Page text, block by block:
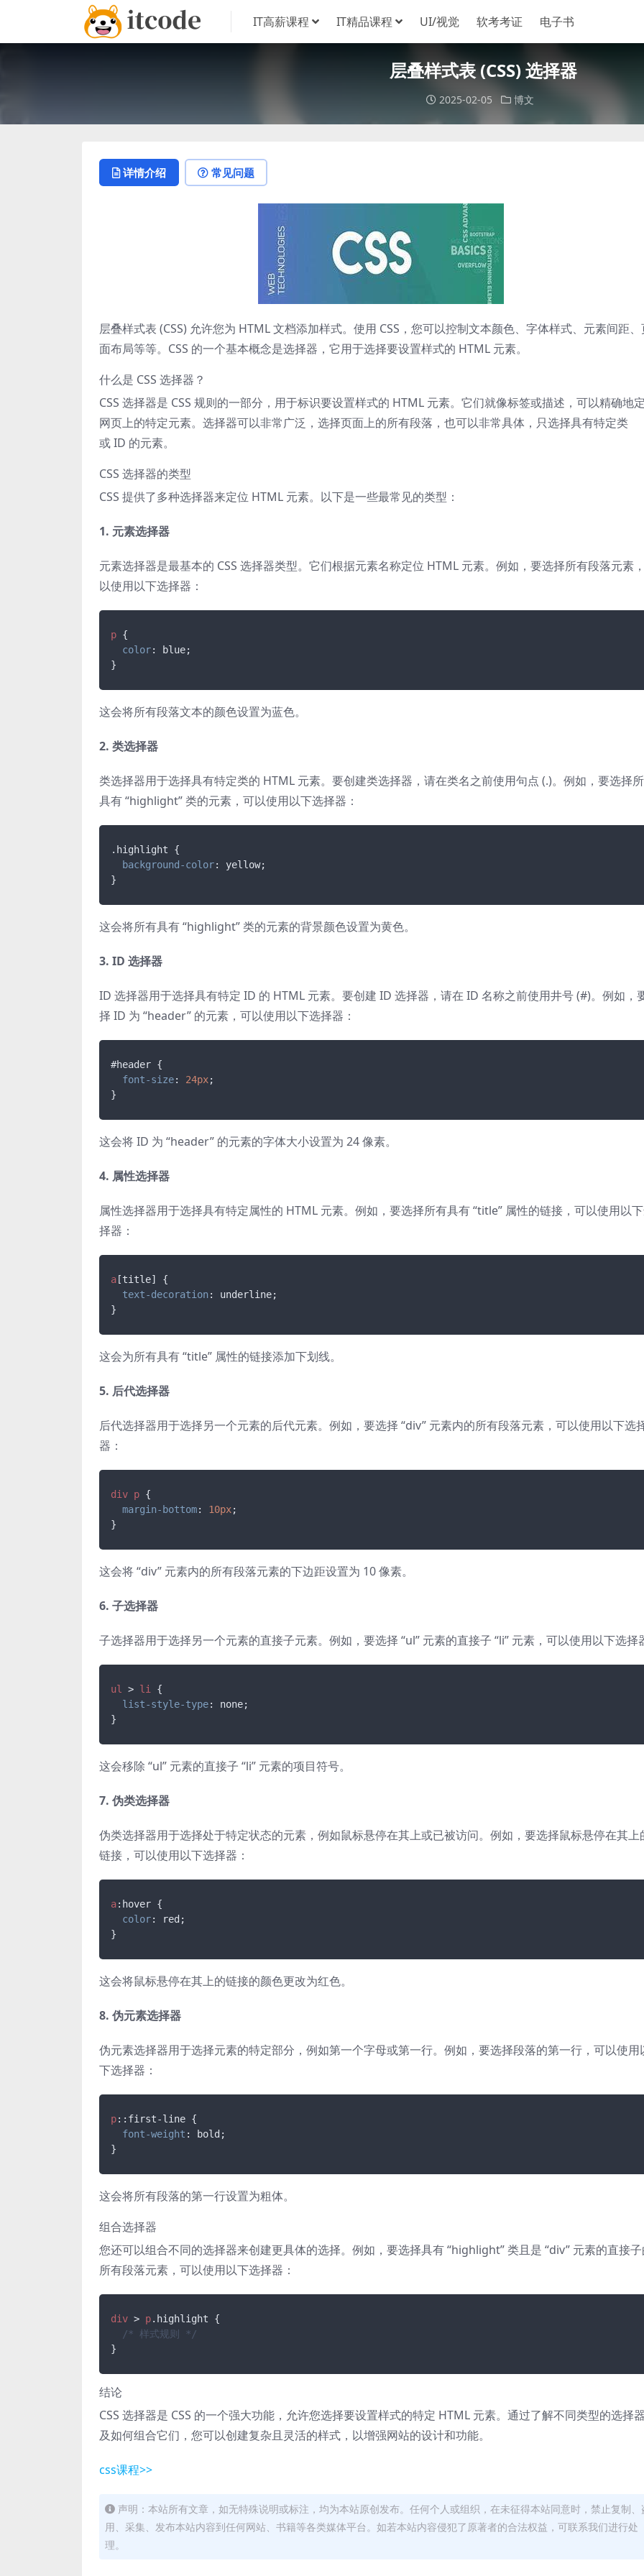
IT高薪课程 IT精品课程 UI/视觉 软考考证 电子书
层叠样式表 (CSS) 选择器
2025-02-05 博文
详情介绍 常见问题
层叠样式表 (CSS) 允许您为 HTML 文档添加样式。使用 CSS，您可以控制文本颜色、字体样式、元素间距
面布局等等。CSS 的一个基本概念是选择器，它用于选择要设置样式的 HTML 元素。
什么是 CSS 选择器？
CSS 选择器是 CSS 规则的一部分，用于标识要设置样式的 HTML 元素。它们就像标签或描述，可以精确地
网页上的特定元素。选择器可以非常广泛，选择页面上的所有段落，也可以非常具体，只选择具有特定类
或 ID 的元素。
CSS 选择器的类型
CSS 提供了多种选择器来定位 HTML 元素。以下是一些最常见的类型：
1. 元素选择器
元素选择器是最基本的 CSS 选择器类型。它们根据元素名称定位 HTML 元素。例如，要选择所有段落元素
以使用以下选择器：
p {
color: blue;
}
这会将所有段落文本的颜色设置为蓝色。
2. 类选择器
类选择器用于选择具有特定类的 HTML 元素。要创建类选择器，请在类名之前使用句点 (.)。例如，要选择
具有 “highlight” 类的元素，可以使用以下选择器：
.highlight {
background-color: yellow;
}
这会将所有具有 “highlight” 类的元素的背景颜色设置为黄色。
3. ID 选择器
ID 选择器用于选择具有特定 ID 的 HTML 元素。要创建 ID 选择器，请在 ID 名称之前使用井号 (#)。例如，
择 ID 为 “header” 的元素，可以使用以下选择器：
#header {
font-size: 24px;
}
这会将 ID 为 “header” 的元素的字体大小设置为 24 像素。
4. 属性选择器
属性选择器用于选择具有特定属性的 HTML 元素。例如，要选择所有具有 “title” 属性的链接，可以使用以
择器：
a [title]
{
text-decoration: underline;
}
这会为所有具有 “title” 属性的链接添加下划线。
5. 后代选择器
后代选择器用于选择另一个元素的后代元素。例如，要选择 “div” 元素内的所有段落元素，可以使用以下选
器：
div p {
margin-bottom: 10px;
}
这会将 “div” 元素内的所有段落元素的下边距设置为 10 像素。
6. 子选择器
子选择器用于选择另一个元素的直接子元素。例如，要选择 “ul” 元素的直接子 “li” 元素，可以使用以下选择
ul > li
{
list-style-type: none;
}
这会移除 “ul” 元素的直接子 “li” 元素的项目符号。
7. 伪类选择器
伪类选择器用于选择处于特定状态的元素，例如鼠标悬停在其上或已被访问。例如，要选择鼠标悬停在其上
链接，可以使用以下选择器：
a:hover {
color: red;
}
这会将鼠标悬停在其上的链接的颜色更改为红色。
8. 伪元素选择器
伪元素选择器用于选择元素的特定部分，例如第一个字母或第一行。例如，要选择段落的第一行，可以使用
下选择器：
p::first-line {
font-weight : bold;
}
这会将所有段落的第一行设置为粗体。
组合选择器
您还可以组合不同的选择器来创建更具体的选择。例如，要选择具有 “highlight” 类且是 “div” 元素的直接
所有段落元素，可以使用以下选择器：
div > p.highlight {
/* 样式规则 */
}
结论
CSS 选择器是 CSS 的一个强大功能，允许您选择要设置样式的特定 HTML 元素。通过了解不同类型的选择
及如何组合它们，您可以创建复杂且灵活的样式，以增强网站的设计和功能。
css课程>>
声明：本站所有文章，如无特殊说明或标注，均为本站原创发布。任何个人或组织，在未征得本站同意时，禁止复制、
用、采集、发布本站内容到任何网站、书籍等各类媒体平台。如若本站内容侵犯了原著者的合法权益，可联系我们进行处
理。